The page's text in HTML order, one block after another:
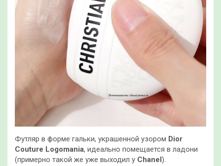
Футляр в форме гальки, украшенной узором Dior
Couture Logomania, идеально помещается в ладони
(примерно такой же уже выходил у Chanel).